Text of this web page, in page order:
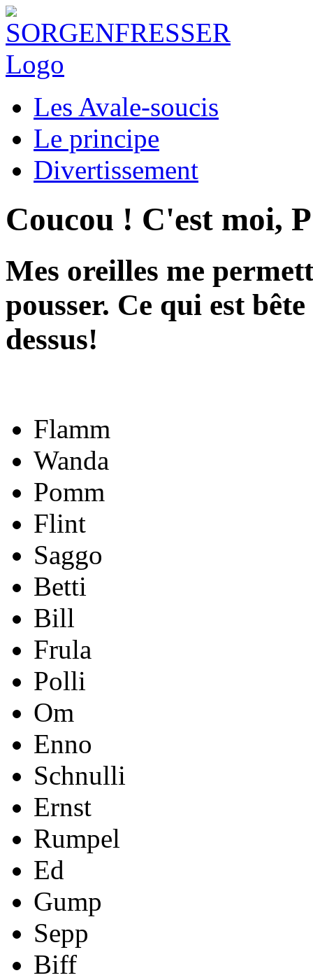
Les Avale-soucis
Le principe
Divertissement
Coucou ! C'est moi,
Mes oreilles me
pousser. Ce qui est
dessus!
Flamm
Wanda
Pomm
Flint
Saggo
Betti
Bill
Frula
Polli
Om
Enno
Schnulli
Ernst
Rumpel
Ed
Gump
Sepp
Biff